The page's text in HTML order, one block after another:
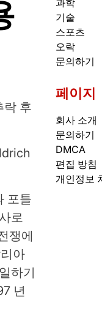
락 후
포틀
로
쟁에
아
하기
년
과학
기술
스포츠
오락
문의하기
페이지
회사 소개
문의하기
DMCA
편집 방침
개인정보